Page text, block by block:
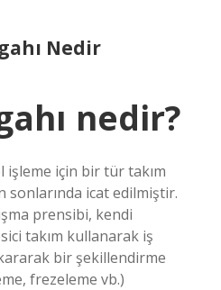
Nedir
nedir?
işleme için bir tür takım
sonlarında icat edilmiştir.
prensibi, kendi
takım kullanarak iş
bir şekillendirme
frezeleme vb.)